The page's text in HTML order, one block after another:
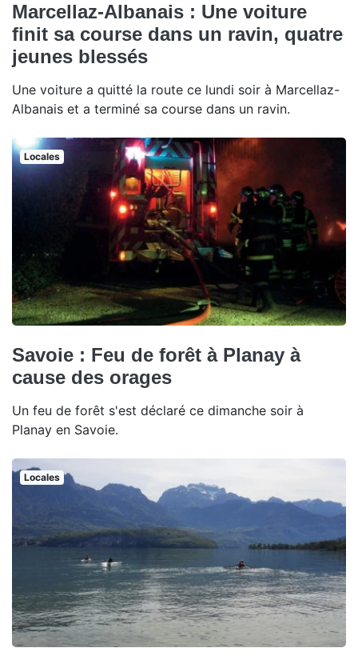
Marcellaz-Albanais : Une voiture
finit sa course dans un ravin, quatre
jeunes blessés
Une voiture a quitté la route ce lundi soir à Marcellaz-
Albanais et a terminé sa course dans un ravin.
Locales
Savoie : Feu de forêt à Planay à
cause des orages
Un feu de forêt s'est déclaré ce dimanche soir à
Planay en Savoie.
Locales